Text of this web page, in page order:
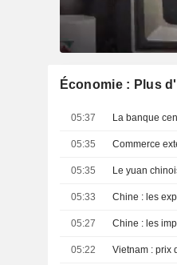
Économie : Plus
05:37
05:35
05:35
05:33
05:27 Chine : les
05:22 Vietnam : prix